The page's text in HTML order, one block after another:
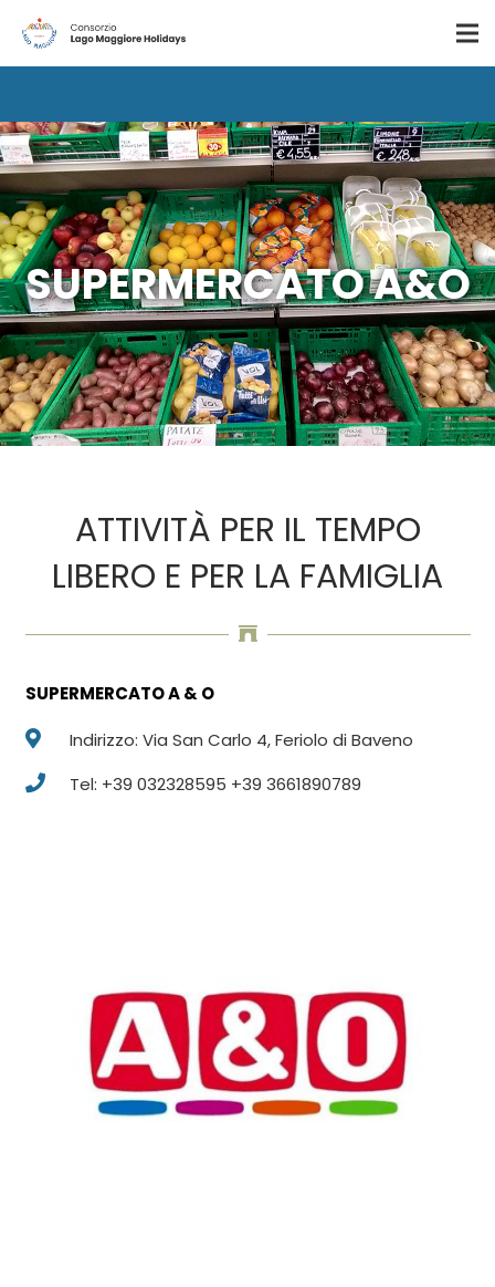
SUPERMERCATO A&O
ATTIVITÀ PER IL TEMPO
LIBERO E PER LA FAMIGLIA
SUPERMERCATO A & O
Indirizzo: Via San Carlo 4, Feriolo di Baveno
Tel: +39 032328595 +39 3661890789